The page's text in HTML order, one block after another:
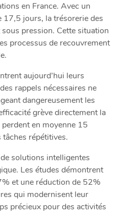
en France. Avec un
17,5 jours, la trésorerie des
pression. Cette situation
processus de recouvrement
aujourd’hui leurs
rappels nécessaires ne
dangereusement les
grève directement la
en moyenne 15
tâches répétitives.
solutions intelligentes
Les études démontrent
et une réduction de 52%
qui modernisent leur
précieux pour des activités